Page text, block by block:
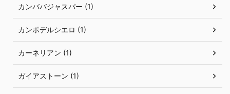
カンババジャスパー (1)
カンポデルシエロ (1)
カーネリアン (1)
ガイアストーン (1)